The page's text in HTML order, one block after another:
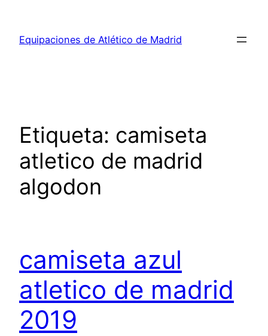
contenido
Equipaciones de Atlético de Madrid
Etiqueta: camiseta
atletico de madrid
algodon
camiseta azul
atletico de madrid
2019